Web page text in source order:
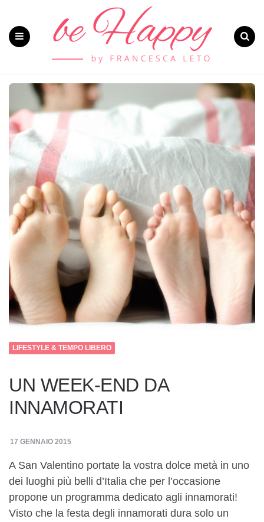
LIFESTYLE & TEMPO LIBERO
UN WEEK-END DA
INNAMORATI
17 GENNAIO 2015
A San Valentino portate la vostra dolce metà in uno
dei luoghi più belli d’Italia che per l’occasione
propone un programma dedicato agli innamorati!
Visto che la festa degli innamorati dura solo un